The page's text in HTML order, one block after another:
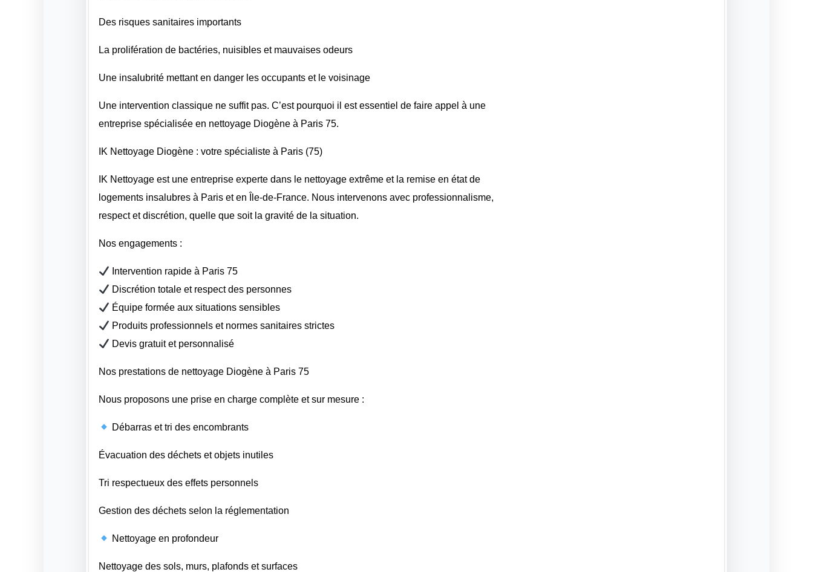
Des risques sanitaires importants
La prolifération de bactéries, nuisibles et mauvaises odeurs
Une insalubrité mettant en danger les occupants et le voisinage
Une intervention classique ne suffit pas. C’est pourquoi il est essentiel de faire appel à une
entreprise spécialisée en nettoyage Diogène à Paris 75.
IK Nettoyage Diogène : votre spécialiste à Paris (75)
IK Nettoyage est une entreprise experte dans le nettoyage extrême et la remise en état de
logements insalubres à Paris et en Île-de-France. Nous intervenons avec professionnalisme,
respect et discrétion, quelle que soit la gravité de la situation.
Nos engagements :
Intervention rapide à Paris 75
Discrétion totale et respect des personnes
Équipe formée aux situations sensibles
Produits professionnels et normes sanitaires strictes
Devis gratuit et personnalisé
Nos prestations de nettoyage Diogène à Paris 75
Nous proposons une prise en charge complète et sur mesure :
Débarras et tri des encombrants
Évacuation des déchets et objets inutiles
Tri respectueux des effets personnels
Gestion des déchets selon la réglementation
Nettoyage en profondeur
Nettoyage des sols, murs, plafonds et surfaces